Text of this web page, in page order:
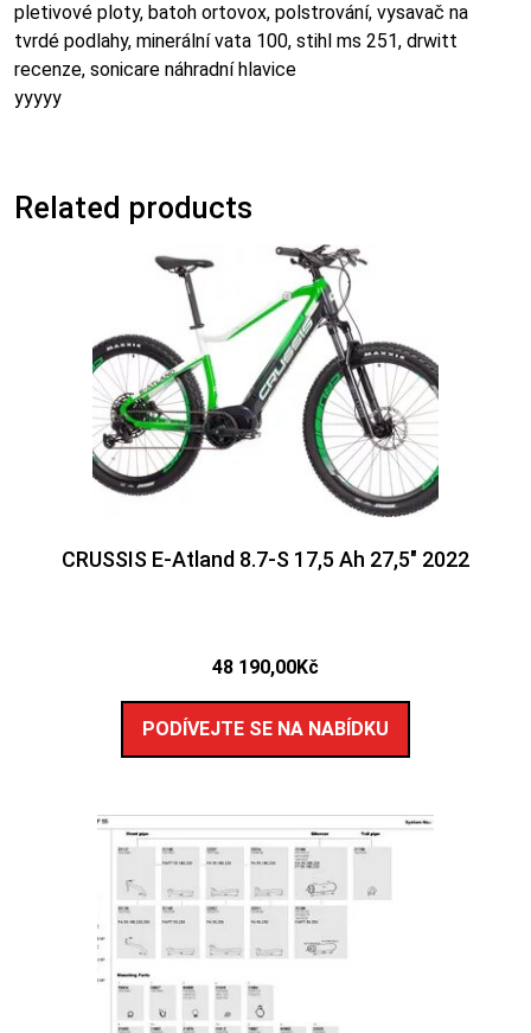
pletivové ploty, batoh ortovox, polstrování, vysavač na
tvrdé podlahy, minerální vata 100, stihl ms 251, drwitt
recenze, sonicare náhradní hlavice
yyyyy
Related products
CRUSSIS E-Atland 8.7-S 17,5 Ah 27,5″ 2022
48 190,00Kč
PODÍVEJTE SE NA NABÍDKU